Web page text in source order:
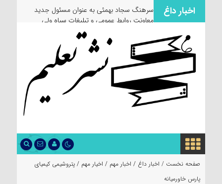
اخبار داغ
سرهنگ سجاد بهمئی به عنوان مسئول جدید
معاونت روابط عمومی و تبلیغات سپاه ولی
عصر(عج) خوزستان معرفی شد
صفحه نخست / اخبار داغ / اخبار مهم / اخیار مهم / پتروشیمی کیمیای
پارس خاورمیانه